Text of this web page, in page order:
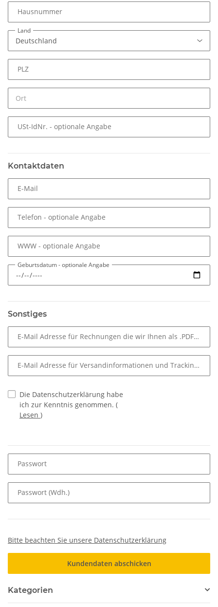
Hausnummer
Land
PLZ
USt-IdNr. - optionale Angabe
Kontaktdaten
E-Mail
Telefon - optionale Angabe
WWW - optionale Angabe
Geburtsdatum- optionale Angabe
Sonstiges
E-Mail Adresse für Rechnungen die wir Ihnen als .PDF-Datei
E-Mail Adresse für Versandinformationen und Tracking
Die Datenschutzerklärung habe
ich zur Kenntnis genommen. (
Lesen )
Passwort
Passwort (Wdh.)
Bitte beachten Sie unsere Datenschutzerklärung
Kundendaten abschicken
Kategorien